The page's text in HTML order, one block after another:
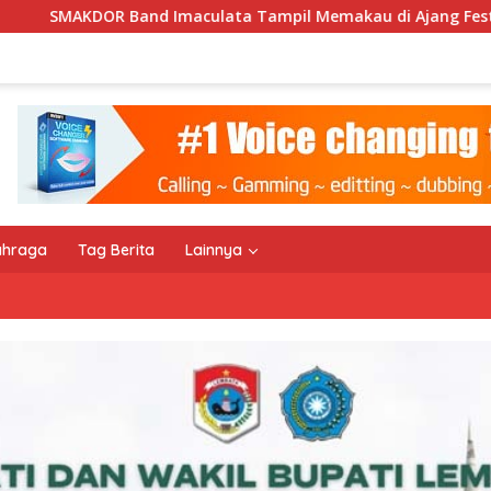
Imaculata Tampil Memakau di Ajang Festival Bale Nagi
Tag Berita Lainnya